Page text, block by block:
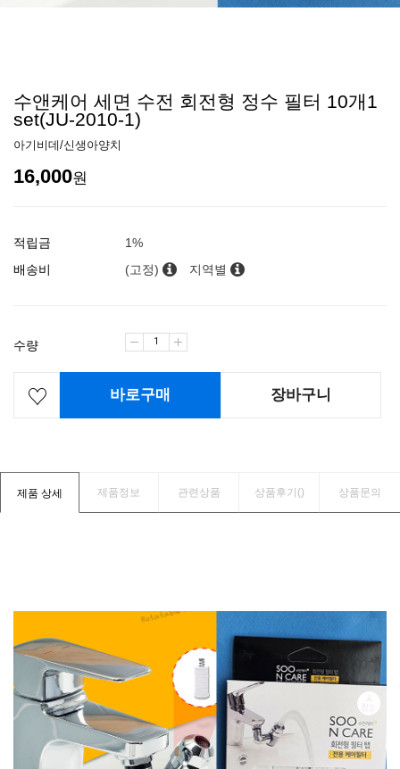
수앤케어 세면 수전 회전형 정수 필터 10개1
set(JU-2010-1)
아기비데/신생아양치
16,000원
적립금
1%
배송비
(고정) 지역별
수량
바로구매 장바구니
제품 상세 제품정보 관련상품 상품후기() 상품문의